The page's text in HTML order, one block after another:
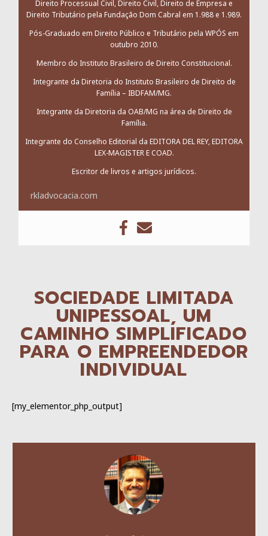
Direito Processual Civil, Direito Civil, Direito de Empresa e
Direito Tributário pela Fundação Dom Cabral em 1.988 e 1.989.
Pós-Graduado em Direito Público e Tributário pela WPÓS em
outubro 2010.
Membro do Instituto Brasileiro de Direito Constitucional.
Integrante da Diretoria do Instituto Brasileiro de Direito de
Família – IBDFAM/MG.
Integrante da Diretoria da OAB/MG na área de Direito de
Família.
Integrante do Conselho Editorial da EDITORA DEL REY, EDITORA
LEX-MAGISTER E COAD.
Escritor de livros e artigos jurídicos.
rkladvocacia.com
SOCIEDADE LIMITADA
UNIPESSOAL, UM
CAMINHO SIMPLIFICADO
PARA O EMPREENDEDOR
INDIVIDUAL
[my_elementor_php_output]